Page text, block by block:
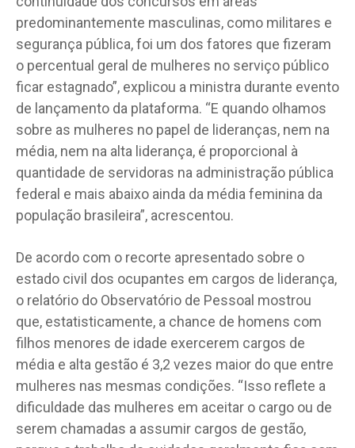
predominantemente masculinas, como militares e
segurança pública, foi um dos fatores que fizeram
o percentual geral de mulheres no serviço público
ficar estagnado”, explicou a ministra durante evento
de lançamento da plataforma. “E quando olhamos
sobre as mulheres no papel de lideranças, nem na
média, nem na alta liderança, é proporcional à
quantidade de servidoras na administração pública
federal e mais abaixo ainda da média feminina da
população brasileira”, acrescentou.
De acordo com o recorte apresentado sobre o
estado civil dos ocupantes em cargos de liderança,
o relatório do Observatório de Pessoal mostrou
que, estatisticamente, a chance de homens com
filhos menores de idade exercerem cargos de
média e alta gestão é 3,2 vezes maior do que entre
mulheres nas mesmas condições. “Isso reflete a
dificuldade das mulheres em aceitar o cargo ou de
serem chamadas a assumir cargos de gestão,